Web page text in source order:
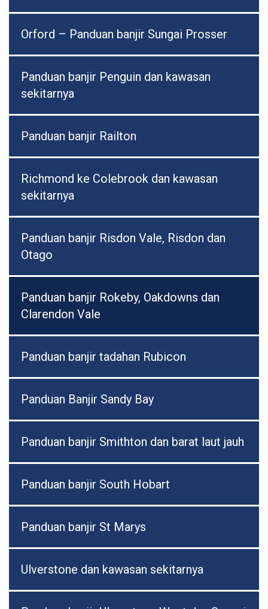
Orford – Panduan banjir Sungai Prosser
Panduan banjir Penguin dan kawasan
sekitarnya
Panduan banjir Railton
Richmond ke Colebrook dan kawasan
sekitarnya
Panduan banjir Risdon Vale, Risdon dan
Otago
Panduan banjir Rokeby, Oakdowns dan
Clarendon Vale
Panduan banjir tadahan Rubicon
Panduan Banjir Sandy Bay
Panduan banjir Smithton dan barat laut jauh
Panduan banjir South Hobart
Panduan banjir St Marys
Ulverstone dan kawasan sekitarnya